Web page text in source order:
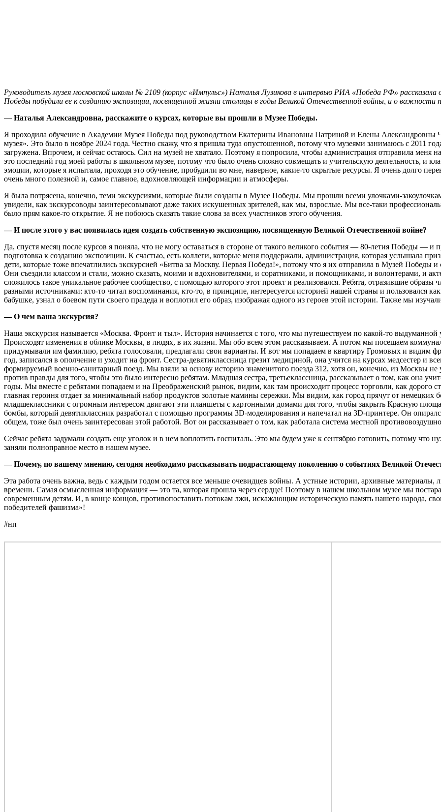
Руководитель музея московской школы № 2109 (корпус «Импульс») Наталья Лузикова в интервью РИА «Победа РФ»
Победы побудили ее к созданию экспозиции, посвященной жизни столицы в годы Великой Отечественной войны, и о
— Наталья Александровна, расскажите о курсах, которые вы прошли в Музее Победы.
Я проходила обучение в Академии Музея Победы под руководством Екатерины Ивановны Патриной и Елены Александровны
музея». Это было в ноябре 2024 года. Честно скажу, что я пришла туда опустошенной, потому что музеями занимаюсь с 2011
загружена. Впрочем, и сейчас остаюсь. Сил на музей не хватало. Поэтому я попросила, чтобы администрация отправила меня
это последний год моей работы в школьном музее, потому что было очень сложно совмещать и учительскую деятельность, и
эмоции, которые я испытала, проходя это обучение, пробудили во мне, наверное, какие-то скрытые ресурсы. Я очень долго
очень много полезной и, самое главное, вдохновляющей информации и атмосферы.
Я была потрясена, конечно, теми экскурсиями, которые были созданы в Музее Победы. Мы прошли всеми улочками-
увидели, как экскурсоводы заинтересовывают даже таких искушенных зрителей, как мы, взрослые. Мы все-таки
было прям какое-то открытие. Я не побоюсь сказать такие слова за всех участников этого обучения.
— И после этого у вас появилась идея создать собственную экспозицию, посвященную Великой Отечественной войне?
Да, спустя месяц после курсов я поняла, что не могу оставаться в стороне от такого великого события — 80-летия Победы — и
подготовка к созданию экспозиции. К счастью, есть коллеги, которые меня поддержали, администрация, которая услышала
дети, которые тоже впечатлились экскурсией «Битва за Москву. Первая Победа!», потому что я их отправила в Музей Победы и
Они съездили классом и стали, можно сказать, моими и вдохновителями, и соратниками, и помощниками, и волонтерами, и
сложилось такое уникальное рабочее сообщество, с помощью которого этот проект и реализовался. Ребята, отразившие образы
разными источниками: кто-то читал воспоминания, кто-то, в принципе, интересуется историей нашей страны и пользовался
бабушке, узнал о боевом пути своего прадеда и воплотил его образ, изображая одного из героев этой истории. Также мы
— О чем ваша экскурсия?
Наша экскурсия называется «Москва. Фронт и тыл». История начинается с того, что мы путешествуем по какой-то
Происходят изменения в облике Москвы, в людях, в их жизни. Мы обо всем этом рассказываем. А потом мы посещаем
придумывали им фамилию, ребята голосовали, предлагали свои варианты. И вот мы попадаем в квартиру Громовых и видим
год, записался в ополчение и уходит на фронт. Сестра-девятиклассница грезит медициной, она учится на курсах медсестер и
формируемый военно-санитарный поезд. Мы взяли за основу историю знаменитого поезда 312, хотя он, конечно, из Москвы
против правды для того, чтобы это было интересно ребятам. Младшая сестра, третьеклассница, рассказывает о том, как она
годы. Мы вместе с ребятами попадаем и на Преображенский рынок, видим, как там происходит процесс торговли, как дорого
главная героиня отдает за минимальный набор продуктов золотые мамины сережки. Мы видим, как город прячут от немецких
младшеклассники с огромным интересом двигают эти планшеты с картонными домами для того, чтобы закрыть Красную
бомбы, который девятиклассник разработал с помощью программы 3D-моделирования и напечатал на 3D-принтере. Он
общем, тоже был очень заинтересован этой работой. Вот он рассказывает о том, как работала система местной
Сейчас ребята задумали создать еще уголок и в нем воплотить госпиталь. Это мы будем уже к сентябрю готовить, потому что
заняли полноправное место в нашем музее.
— Почему, по вашему мнению, сегодня необходимо рассказывать подрастающему поколению о событиях Великой
Эта работа очень важна, ведь с каждым годом остается все меньше очевидцев войны. А устные истории, архивные материалы,
времени. Самая осмысленная информация — это та, которая прошла через сердце! Поэтому в нашем школьном музее мы
современным детям. И, в конце концов, противопоставить потокам лжи, искажающим историческую память нашего
победителей фашизма»!
#нп